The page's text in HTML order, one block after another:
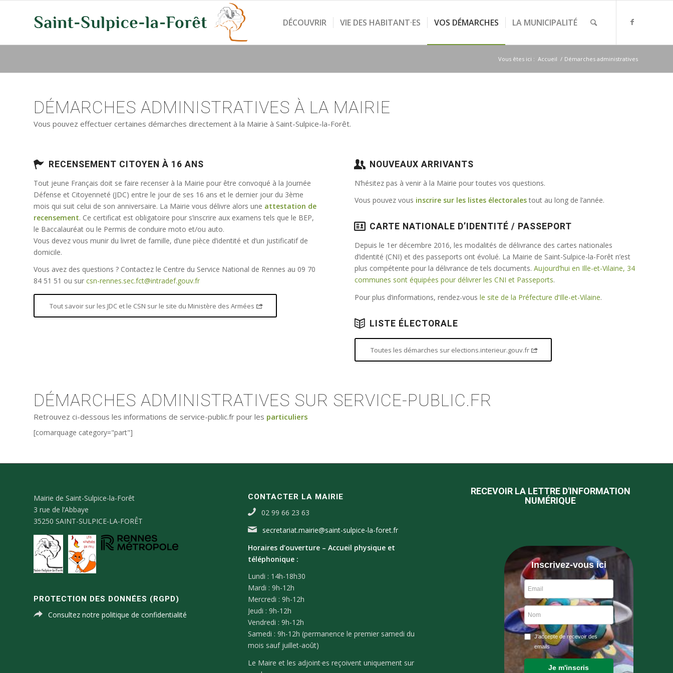
DÉCOUVRIR VIE DES HABITANT·ES VOS DÉMARCHES LA MUNICIPALITÉ
Vous êtes ici : Accueil / Démarches administratives
DÉMARCHES ADMINISTRATIVES À LA MAIRIE
Vous pouvez effectuer certaines démarches directement à la Mairie à Saint-Sulpice-la-Forêt.
RECENSEMENT CITOYEN À 16 ANS
Tout jeune Français doit se faire recenser à la Mairie pour être convoqué à la Journée
Défense et Citoyenneté (JDC) entre le jour de ses 16 ans et le dernier jour du 3ème
mois qui suit celui de son anniversaire. La Mairie vous délivre alors une attestation de
recensement. Ce certificat est obligatoire pour s’inscrire aux examens tels que le BEP,
le Baccalauréat ou le Permis de conduire moto et/ou auto.
Vous devez vous munir du livret de famille, d’une pièce d’identité et d’un justificatif de
domicile.
Vous avez des questions ? Contactez le Centre du Service National de Rennes au 09 70
84 51 51 ou sur csn-rennes.sec.fct@intradef.gouv.fr
Tout savoir sur les JDC et le CSN sur le site du Ministère des Armées
NOUVEAUX ARRIVANTS
N’hésitez pas à venir à la Mairie pour toutes vos questions.
Vous pouvez vous inscrire sur les listes électoralestout au long de l’année.
CARTE NATIONALE D’IDENTITÉ / PASSEPORT
Depuis le 1er décembre 2016, les modalités de délivrance des cartes nationales
d’identité (CNI) et des passeports ont évolué. La Mairie de Saint-Sulpice-la-Forêt n’est
plus compétente pour la délivrance de tels documents.Aujourd’hui en Ille-et-Vilaine, 34
communes sont équipées pour délivrer les CNI et Passeports.
Pour plus d’informations, rendez-vousle site de la Préfecture d’Ille-et-Vilaine.
LISTE ÉLECTORALE
Toutes les démarches sur elections.interieur.gouv.fr
DÉMARCHES ADMINISTRATIVES SUR SERVICE-PUBLIC.FR
Retrouvez ci-dessous les informations de service-public.fr pour les particuliers
[comarquage category="part"]
Mairie de Saint-Sulpice-la-Forêt
3 rue de l’Abbaye
35250 SAINT-SULPICE-LA-FORÊT
PROTECTION DES DONNÉES (RGPD)
Consultez notre politique de confidentialité
CONTACTER LA MAIRIE
02 99 66 23 63
secretariat.mairie@saint-sulpice-la-foret.fr
Horaires d’ouverture – Accueil physique et
téléphonique :
Lundi : 14h-18h30
Mardi : 9h-12h
Mercredi : 9h-12h
Jeudi : 9h-12h
Vendredi : 9h-12h
Samedi : 9h-12h (permanence le premier samedi du
mois sauf juillet-août)
Le Maire et les adjoint·es reçoivent uniquement sur
RECEVOIR LA LETTRE D'INFORMATION
NUMÉRIQUE
Inscrivez-vous ici
J'accepte de recevoir des
emails
Je m'inscris